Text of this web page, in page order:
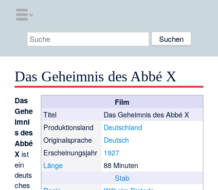
Das Geheimnis des Abbé X
Film
Titel
Das Geheimnis des Abbé X
Produktionsland
Deutschland
Originalsprache
Deutsch
Erscheinungsjahr
1927
Länge
88 Minuten
Stab
Das
Gehe
imni
s des
Abbé
X ist
ein
deuts
ches